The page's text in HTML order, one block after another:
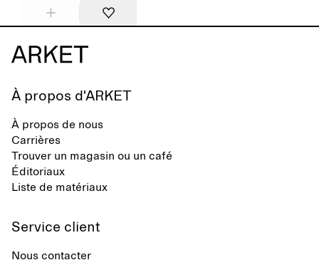
À propos d'ARKET
À propos de nous
Carrières
Trouver un magasin ou un café
Éditoriaux
Liste de matériaux
Service client
Nous contacter